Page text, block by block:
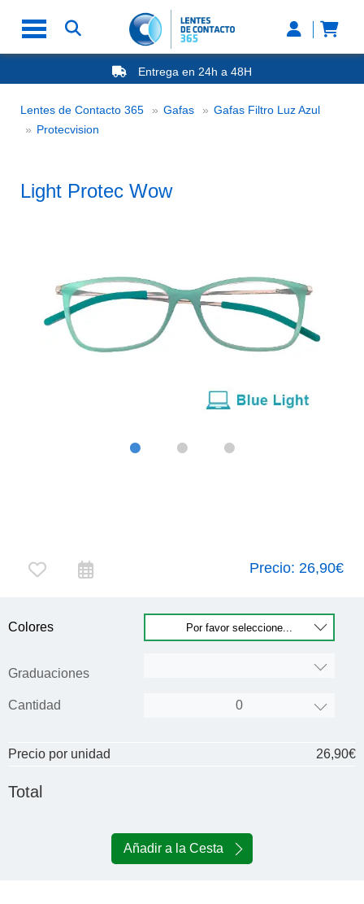
Entrega en 24h a 48H
-20% Gafas de Lectura
Nº1 en Opinión de los Clientes
Lentes de Contacto 365 Gafas
Gafas Filtro Luz Azul
Protecvision
Light Protec Wow
Precio: 26,90€
Colores
Graduaciones
Cantidad
Precio por unidad 26,90€
Total
Añadir a la Cesta